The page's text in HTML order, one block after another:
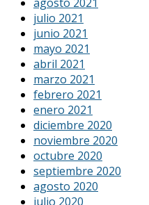
julio 2021
junio 2021
mayo 2021
abril 2021
marzo 2021
febrero 2021
enero 2021
diciembre 2020
noviembre 2020
octubre 2020
septiembre 2020
agosto 2020
julio 2020